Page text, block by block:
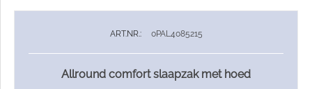
ART.NR.: 0PAL4085215
Allround comfort slaapzak met hoed